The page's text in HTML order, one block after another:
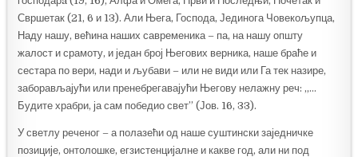
Свршетак (21, 6 и 13). Али Њега, Господа, Јединога Човекољупца,
Наду нашу, већина наших савременика – па, на нашу општу
жалост и срамоту, и један број Његових верника, наше браће и
сестара по вери, нади и љубави – или не види или Га тек назире,
заборављајући или пренебрегавајући Његову нелажну реч: „…
Будите храбри, ја сам победио свет” (Јов. 16, 33).
У светлу реченог – а полазећи од наше суштински заједничке
позиције, онтолошке, егзистенцијалне и какве год, али ни под